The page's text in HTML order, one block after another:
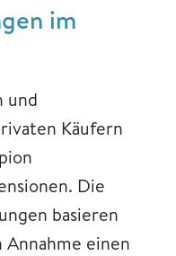
im
und
Käufern
Die
basieren
einen